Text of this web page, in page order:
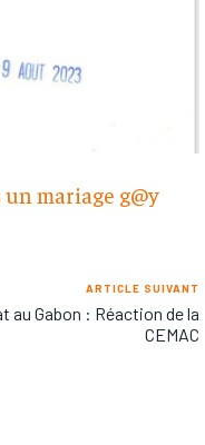
mariage g@y
ARTICLE SUIVANT
au Gabon : Réaction de la
CEMAC